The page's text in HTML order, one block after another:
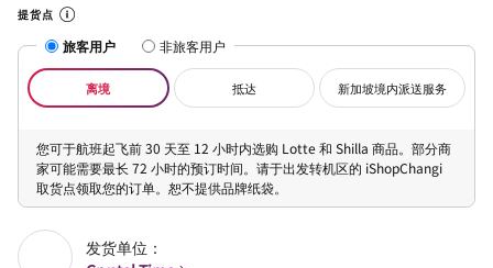
提货点
旅客用户 非旅客用户
离境 抵达 新加坡境内派送服务
您可于航班起飞前 30 天至 12 小时内选购 Lotte 和 Shilla 商品。部分商
家可能需要最长 72 小时的预订时间。请于出发转机区的 iShopChangi
取货点领取您的订单。恕不提供品牌纸袋。
发货单位：